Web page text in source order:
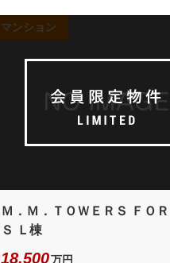
マンション
Ｍ．Ｍ．ＴＯＷＥＲＳ ＦＯＲ
Ｓ Ｌ棟
18,500万円